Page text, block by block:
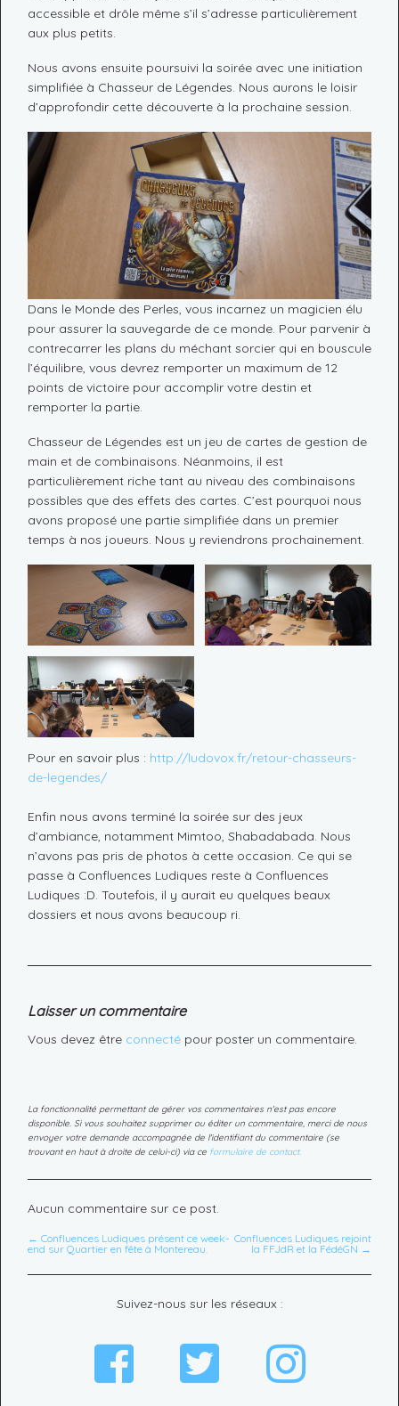
accessible et drôle même s’il s’adresse particulièrement
aux plus petits.
Nous avons ensuite poursuivi la soirée avec une initiation
simplifiée à Chasseur de Légendes. Nous aurons le loisir
d’approfondir cette découverte à la prochaine session.
Dans le Monde des Perles, vous incarnez un magicien élu
pour assurer la sauvegarde de ce monde. Pour parvenir à
contrecarrer les plans du méchant sorcier qui en bouscule
l’équilibre, vous devrez remporter un maximum de 12
points de victoire pour accomplir votre destin et
remporter la partie.
Chasseur de Légendes est un jeu de cartes de gestion de
main et de combinaisons. Néanmoins, il est
particulièrement riche tant au niveau des combinaisons
possibles que des effets des cartes. C’est pourquoi nous
avons proposé une partie simplifiée dans un premier
temps à nos joueurs. Nous y reviendrons prochainement.
Pour en savoir plus : http://ludovox.fr/retour-chasseurs-
de-legendes/
Enfin nous avons terminé la soirée sur des jeux
d’ambiance, notamment Mimtoo, Shabadabada. Nous
n’avons pas pris de photos à cette occasion. Ce qui se
passe à Confluences Ludiques reste à Confluences
Ludiques :D. Toutefois, il y aurait eu quelques beaux
dossiers et nous avons beaucoup ri.
Laisser un commentaire
Vous devez être connecté pour poster un commentaire.
La fonctionnalité permettant de gérer vos commentaires n'est pas encore
disponible. Si vous souhaitez supprimer ou éditer un commentaire, merci de nous
envoyer votre demande accompagnée de l'identifiant du commentaire (se
trouvant en haut à droite de celui-ci) via ce formulaire de contact.
Aucun commentaire sur ce post.
← Confluences Ludiques présent ce week-
end sur Quartier en fête à Montereau.
Confluences Ludiques rejoint
la FFJdR et la FédéGN →
Suivez-nous sur les réseaux :